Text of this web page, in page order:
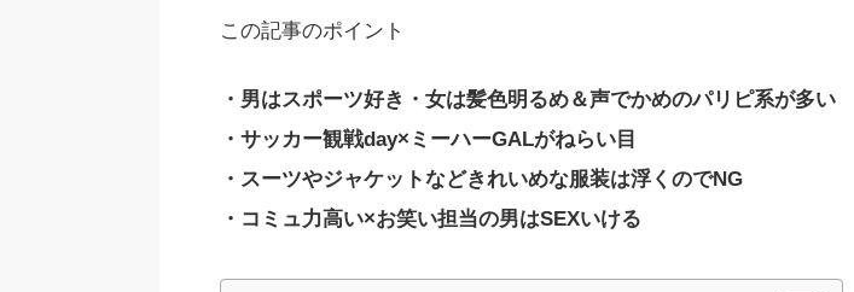
この記事のポイント
・男はスポーツ好き・女は髪色明るめ＆声でかめのパリピ系が多い
・サッカー観戦day×ミーハーGALがねらい目
・スーツやジャケットなどきれいめな服装は浮くのでNG
・コミュ力高い×お笑い担当の男はSEXいける